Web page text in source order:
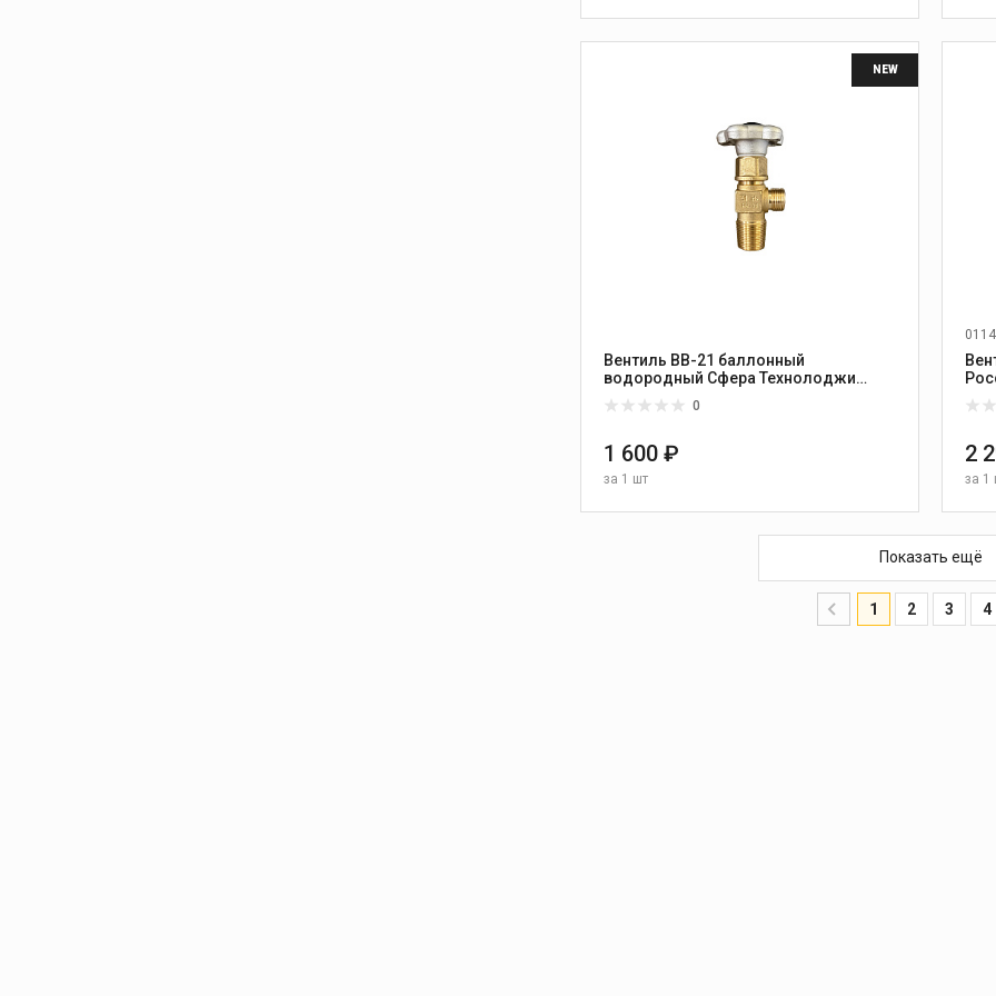
В КОРЗИНУ
NEW
Вентиль ВВ-21 баллонный
водородный Сфера Технолоджи
0
1 600 ₽
за 1 шт
В КОРЗИНУ
2
за 1
Показать ещё
1 2 3 4